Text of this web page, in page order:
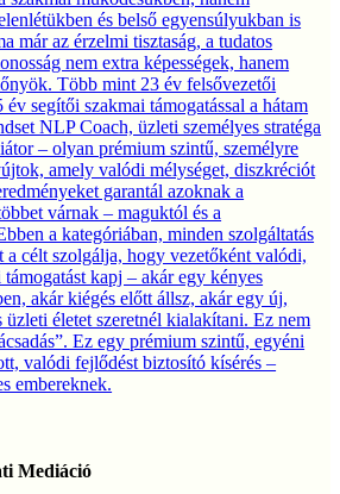
és belső egyensúlyukban is
már az érzelmi tisztaság, a tudatos
nem extra képességek, hanem
Több mint 23 év felsővezetői
év segítői szakmai támogatással a hátam
NLP Coach, üzleti személyes stratéga
– olyan prémium szintű, személyre
amely valódi mélységet, diszkréciót
garantál azoknak a
várnak – maguktól és a
a kategóriában, minden szolgáltatás
célt szolgálja, hogy vezetőként valódi,
kapj – akár egy kényes
akár kiégés előtt állsz, akár egy új,
üzleti életet szeretnél kialakítani. Ez nem
Ez egy prémium szintű, egyéni
valódi fejlődést biztosító kísérés –
embereknek.
Mediáció